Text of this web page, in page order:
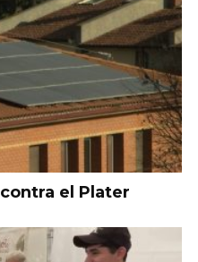
contra el Plater